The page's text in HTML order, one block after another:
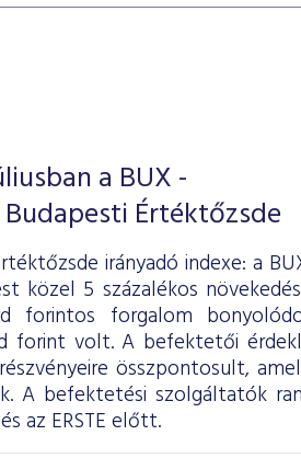
a BUX -
Értéktőzsde
irányadó indexe: a
közel 5 százalékos
forintos forgalom
forint volt. A befektetői
összpontosult,
A befektetési szolgáltatók
az ERSTE előtt.